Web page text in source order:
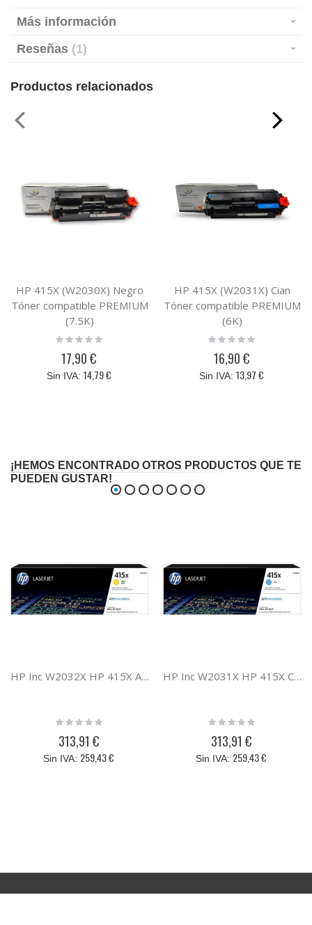
Más información
Reseñas 1
Productos relacionados
HP 415X (W2030X) Negro
Tóner compatible PREMIUM
(7.5K)
Rating:
17,90 €
14,79 €
HP 415X (W2031X) Cian
Tóner compatible PREMIUM
(6K)
Rating:
16,90 €
13,97 €
¡HEMOS ENCONTRADO OTROS PRODUCTOS QUE TE
PUEDEN GUSTAR!
HP Inc W2032X HP 415X AMARILLO LASERJET TONER CA
Rating:
313,91 €
259,43 €
HP Inc W2031X HP 415X CIAN LASERJET TONER CARTR
Rating:
313,91 €
259,43 €